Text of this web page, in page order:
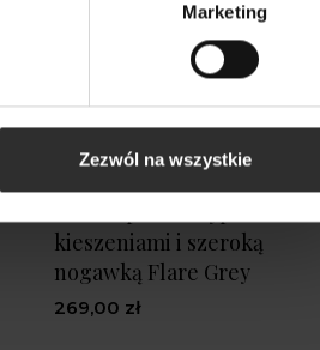
Marketing
Zezwól na wszystkie
kieszeniami i szeroką
nogawką Flare Grey
269,00 zł